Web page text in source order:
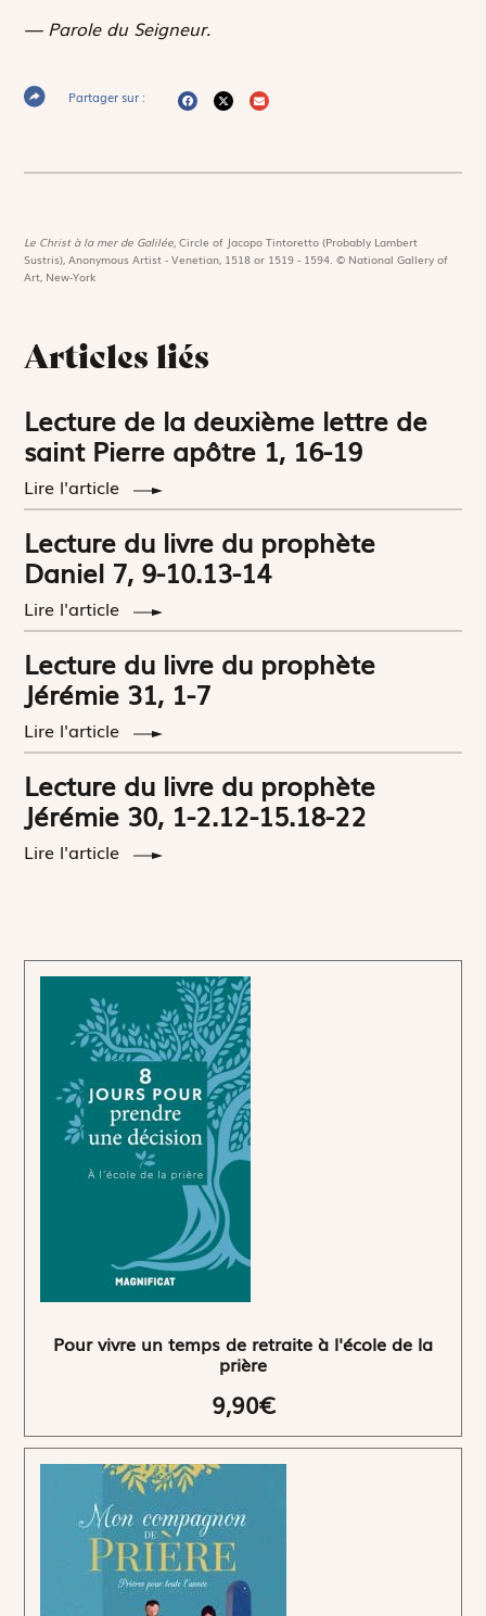
— Parole du Seigneur.
Partager sur :
Le Christ à la mer de Galilée,Circle of Jacopo Tintoretto (Probably Lambert
Sustris), Anonymous Artist - Venetian, 1518 or 1519 - 1594. © National Gallery of
Art, New-York
Articles liés
Lecture de la deuxième lettre de
saint Pierre apôtre 1, 16-19
Lire l'article
Lecture du livre du prophète
Daniel 7, 9-10.13-14
Lire l'article
Lecture du livre du prophète
Jérémie 31, 1-7
Lire l'article
Lecture du livre du prophète
Jérémie 30, 1-2.12-15.18-22
Lire l'article
Pour vivre un temps de retraite à l'école de la
prière
9,90€